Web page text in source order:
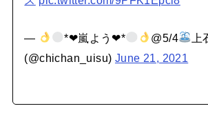
— *❤︎嵐よう❤︎* @5/4
(@chichan_uisu) June 21, 2021